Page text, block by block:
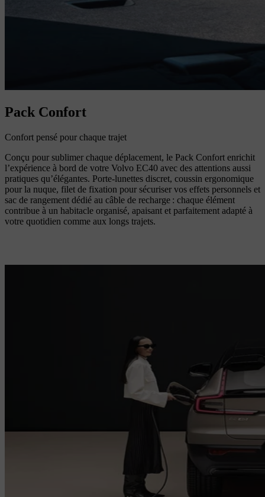
Pack Confort
Confort pensé pour chaque trajet
Conçu pour sublimer chaque déplacement, le Pack Confort enrichit
l’expérience à bord de votre Volvo EC40 avec des attentions aussi
pratiques qu’élégantes. Porte-lunettes discret, coussin ergonomique
pour la nuque, filet de fixation pour sécuriser vos effets personnels et
sac de rangement dédié au câble de recharge : chaque élément
contribue à un habitacle organisé, apaisant et parfaitement adapté à
votre quotidien comme aux longs trajets.